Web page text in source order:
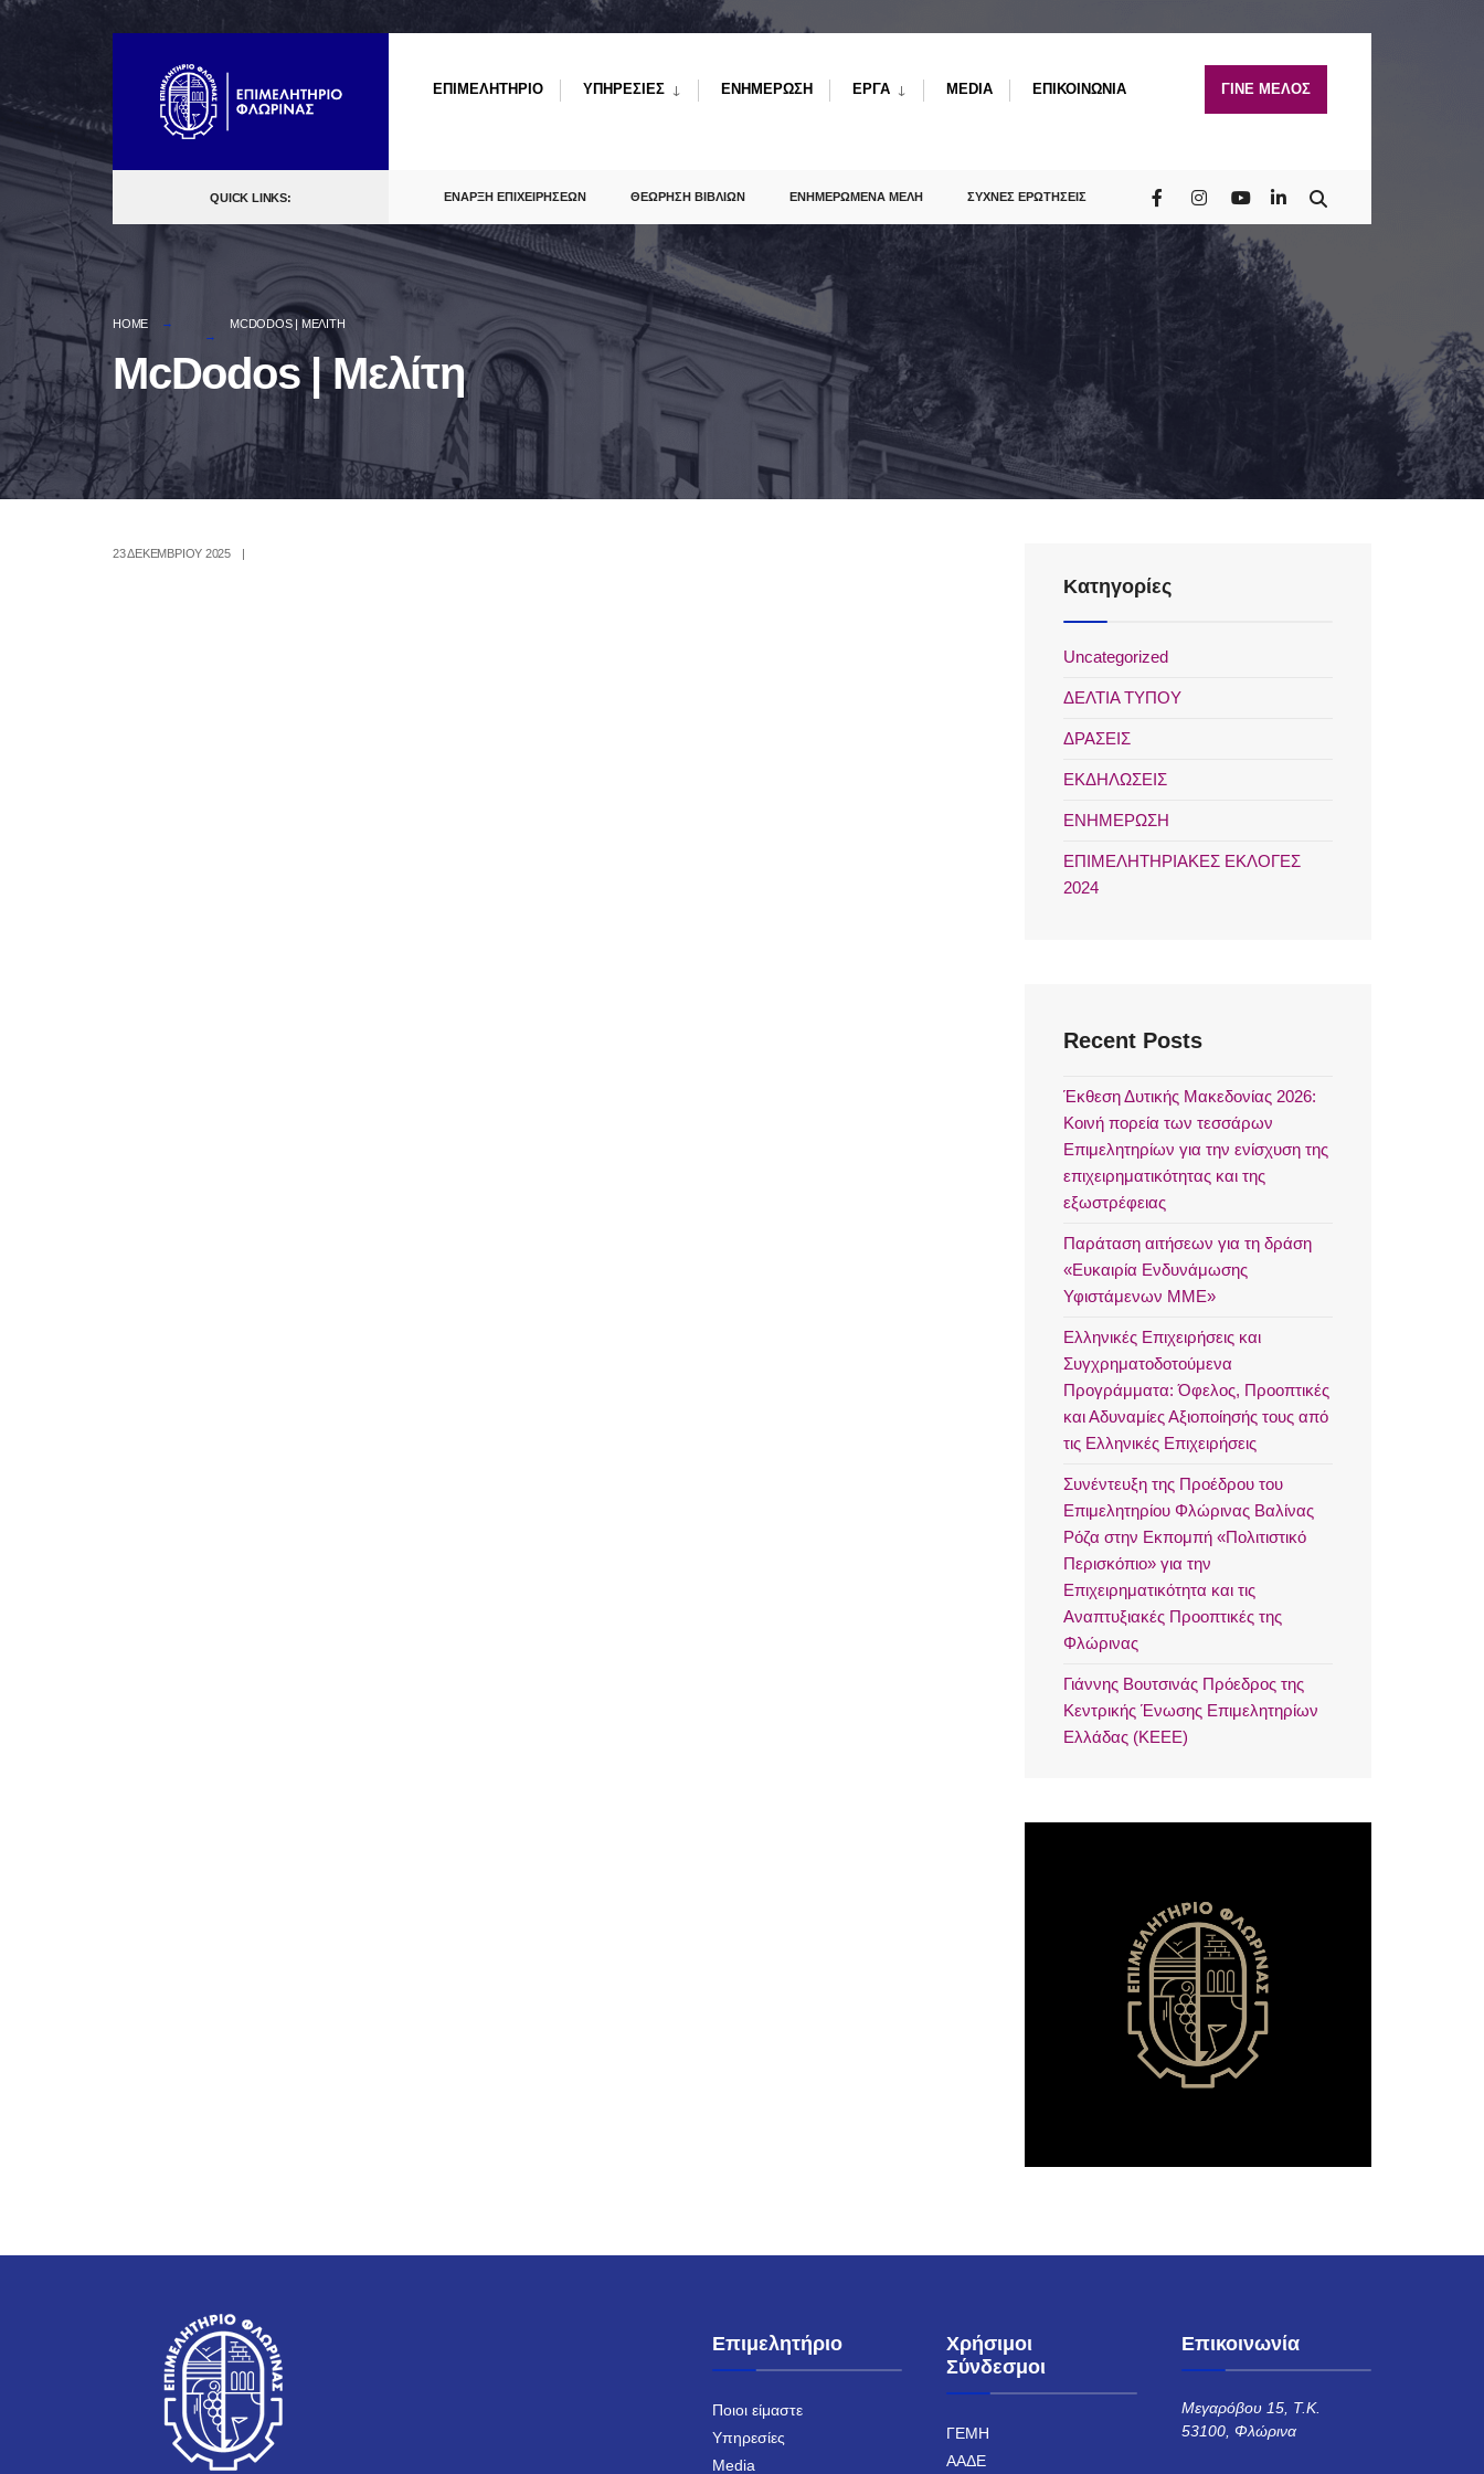
content
ΕΠΙΜΕΛΗΤΗΡΙΟ ΥΠΗΡΕΣΙΕΣ ΕΝΗΜΕΡΩΣΗ ΕΡΓΑ MEDIA ΕΠΙΚΟΙΝΩΝΙΑ ΓΙΝΕ ΜΕΛΟΣ
QUICK LINKS: ΕΝΑΡΞΗ ΕΠΙΧΕΙΡΗΣΕΩΝ ΘΕΩΡΗΣΗ ΒΙΒΛΙΩΝ ΕΝΗΜΕΡΩΜΕΝΑ ΜΕΛΗ ΣΥΧΝΕΣ ΕΡΩΤΗΣΕΙΣ
HOME MCDODOS | ΜΕΛΊΤΗ
McDodos | Μελίτη
23 ΔΕΚΕΜΒΡΊΟΥ 2025 |
Kατηγορίες
Uncategorized
ΔΕΛΤΙΑ ΤΥΠΟΥ
ΔΡΑΣΕΙΣ
ΕΚΔΗΛΩΣΕΙΣ
ΕΝΗΜΕΡΩΣΗ
ΕΠΙΜΕΛΗΤΗΡΙΑΚΕΣ ΕΚΛΟΓΕΣ
2024
Recent Posts
Έκθεση Δυτικής Μακεδονίας 2026:
Κοινή πορεία των τεσσάρων
Επιμελητηρίων για την ενίσχυση της
επιχειρηματικότητας και της
εξωστρέφειας
Παράταση αιτήσεων για τη δράση
«Ευκαιρία Ενδυνάμωσης
Υφιστάμενων ΜΜΕ»
Ελληνικές Επιχειρήσεις και
Συγχρηματοδοτούμενα
Προγράμματα: Όφελος, Προοπτικές
και Αδυναμίες Αξιοποίησής τους από
τις Ελληνικές Επιχειρήσεις
Συνέντευξη της Προέδρου του
Επιμελητηρίου Φλώρινας Βαλίνας
Ρόζα στην Εκπομπή «Πολιτιστικό
Περισκόπιο» για την
Επιχειρηματικότητα και τις
Αναπτυξιακές Προοπτικές της
Φλώρινας
Γιάννης Βουτσινάς Πρόεδρος της
Κεντρικής Ένωσης Επιμελητηρίων
Ελλάδας (ΚΕΕΕ)
Επιμελητήριο
Ποιοι είμαστε
Υπηρεσίες
Media
Χρήσιμοι
Σύνδεσμοι
ΓΕΜΗ
ΑΑΔΕ
Επικοινωνία
Μεγαρόβου 15, Τ.Κ.
53100, Φλώρινα